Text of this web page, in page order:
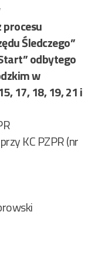
procesu
Śledczego”
odbytego
w
17, 18, 19, 21 i
KC PZPR (nr